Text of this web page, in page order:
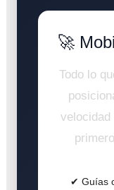
🚀
Todo lo
velocidad
✔ Guías